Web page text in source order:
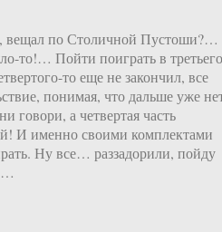
вещал по Столичной Пустоши?…
то!… Пойти поиграть в третьего
то еще не закончил, все
понимая, что дальше уже
говори, а четвертая часть
И именно своими комплектами
Ну все… раззадорили, пойду